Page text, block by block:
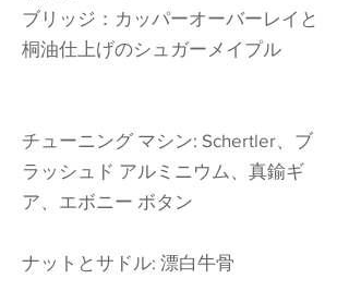
ブリッジ：カッパーオーバーレイと
桐油仕上げのシュガーメイプル
チューニング マシン: Schertler、ブ
ラッシュド アルミニウム、真鍮ギ
ア、エボニー ボタン
ナットとサドル: 漂白牛骨